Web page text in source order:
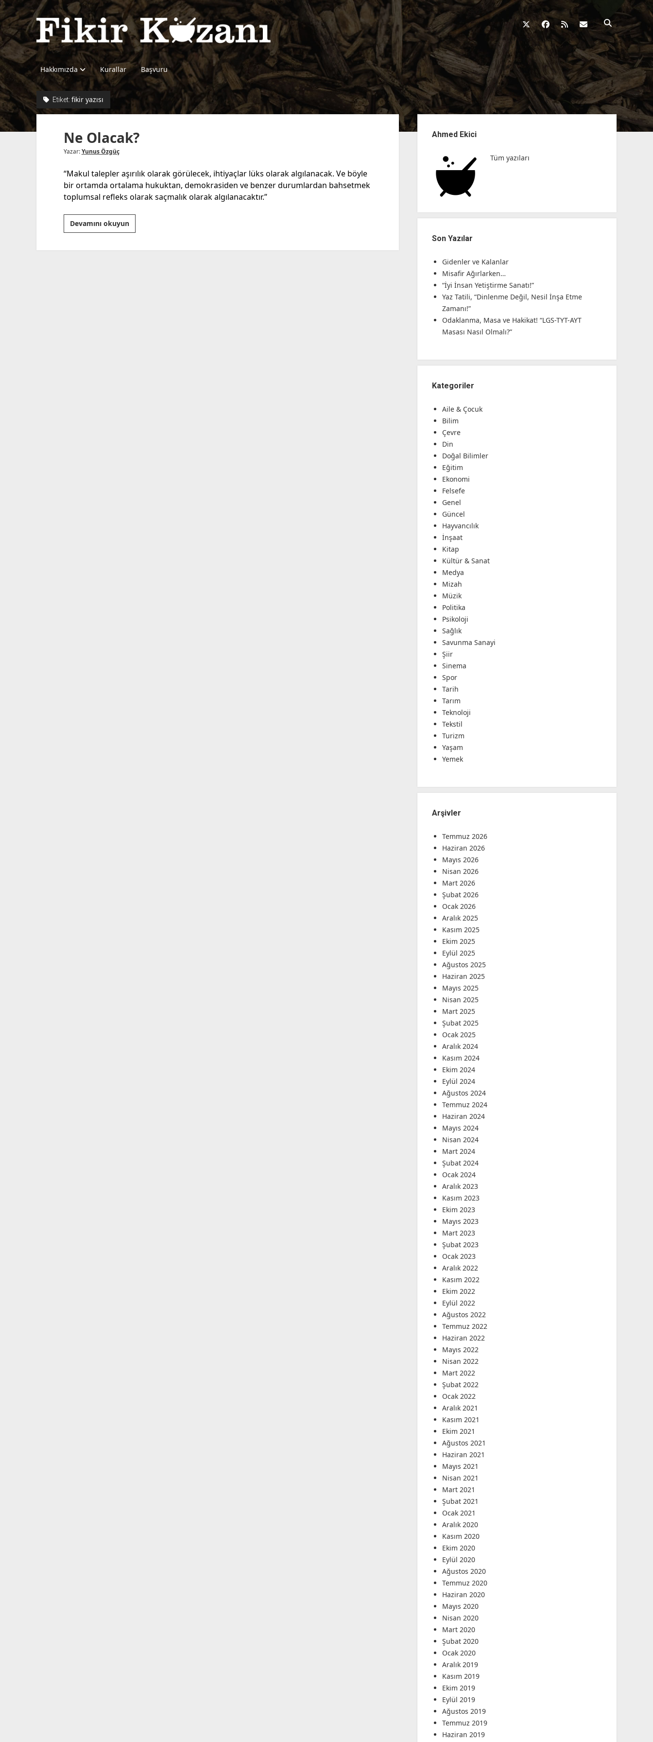
Fikir
Kazanı
twitterfacebook
rss
Hakkımızda Kurallar Başvuru
Etiket: fikir yazısı
Ne Olacak?
Yazar:Yunus Özgüç
“Makul talepler aşırılık olarak görülecek, ihtiyaçlar lüks olarak algılanacak. Ve böyle
bir ortamda ortalama hukuktan, demokrasiden ve benzer durumlardan bahsetmek
toplumsal refleks olarak saçmalık olarak algılanacaktır.”
Devamını okuyunNe
Olacak?
MenüAhmed Ekici
Tüm yazıları
Son Yazılar
Gidenler ve Kalanlar
Misafir Ağırlarken…
“İyi İnsan Yetiştirme Sanatı!”
Yaz Tatili, “Dinlenme Değil, Nesil İnşa Etme
Zamanı!”
Odaklanma, Masa ve Hakikat! “LGS-TYT-AYT
Masası Nasıl Olmalı?”
Kategoriler
Aile & Çocuk
Bilim
Çevre
Din
Doğal Bilimler
Eğitim
Ekonomi
Felsefe
Genel
Güncel
Hayvancılık
İnşaat
Kitap
Kültür & Sanat
Medya
Mizah
Müzik
Politika
Psikoloji
Sağlık
Savunma Sanayi
Şiir
Sinema
Spor
Tarih
Tarım
Teknoloji
Tekstil
Turizm
Yaşam
Yemek
Arşivler
Temmuz 2026
Haziran 2026
Mayıs 2026
Nisan 2026
Mart 2026
Şubat 2026
Ocak 2026
Aralık 2025
Kasım 2025
Ekim 2025
Eylül 2025
Ağustos 2025
Haziran 2025
Mayıs 2025
Nisan 2025
Mart 2025
Şubat 2025
Ocak 2025
Aralık 2024
Kasım 2024
Ekim 2024
Eylül 2024
Ağustos 2024
Temmuz 2024
Haziran 2024
Mayıs 2024
Nisan 2024
Mart 2024
Şubat 2024
Ocak 2024
Aralık 2023
Kasım 2023
Ekim 2023
Mayıs 2023
Mart 2023
Şubat 2023
Ocak 2023
Aralık 2022
Kasım 2022
Ekim 2022
Eylül 2022
Ağustos 2022
Temmuz 2022
Haziran 2022
Mayıs 2022
Nisan 2022
Mart 2022
Şubat 2022
Ocak 2022
Aralık 2021
Kasım 2021
Ekim 2021
Ağustos 2021
Haziran 2021
Mayıs 2021
Nisan 2021
Mart 2021
Şubat 2021
Ocak 2021
Aralık 2020
Kasım 2020
Ekim 2020
Eylül 2020
Ağustos 2020
Temmuz 2020
Haziran 2020
Mayıs 2020
Nisan 2020
Mart 2020
Şubat 2020
Ocak 2020
Aralık 2019
Kasım 2019
Ekim 2019
Eylül 2019
Ağustos 2019
Temmuz 2019
Haziran 2019